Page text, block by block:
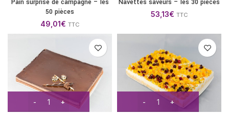
Pain surprise de campagne – les
50 pièces
49,01€ TTC
Navettes saveurs – les 30 pièces
53,13€ TTC